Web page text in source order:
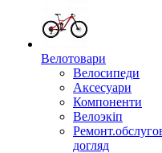
Велотовари
Велосипеди
Аксесуари
Компоненти
Велоэкіп
догляд